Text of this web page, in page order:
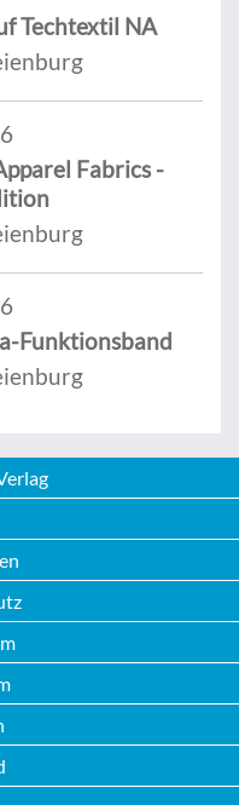
Techtextil NA
Fabrics -
Funktionsband